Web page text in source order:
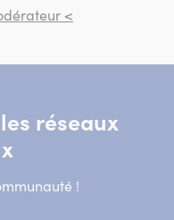
<
réseaux
!